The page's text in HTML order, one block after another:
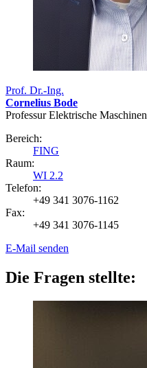
Prof. Dr.-Ing.
Cornelius Bode
Professur Elektrische Maschinen
Bereich:
FING
Raum:
WI 2.2
Telefon:
+49 341 3076-1162
Fax:
+49 341 3076-1145
E-Mail senden
Die Fragen stellte: